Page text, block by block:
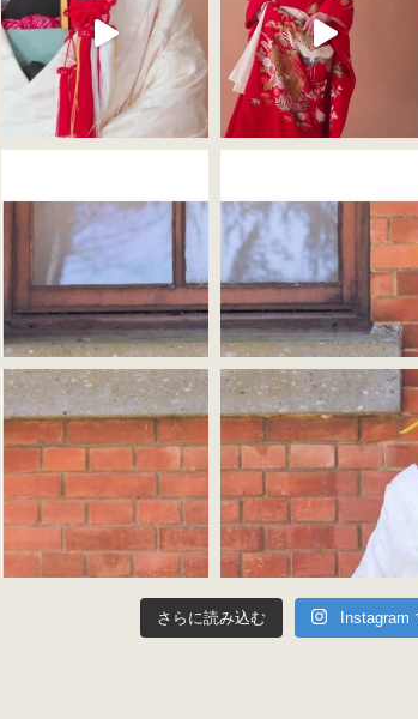
さらに読み込む Instagram